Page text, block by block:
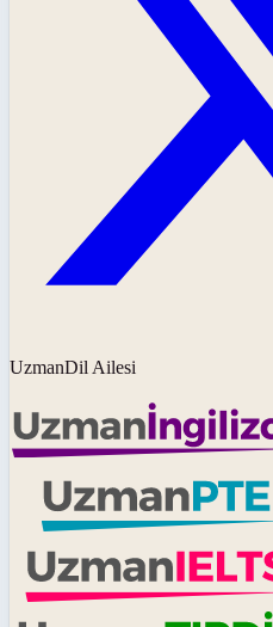
UzmanDil Ailesi